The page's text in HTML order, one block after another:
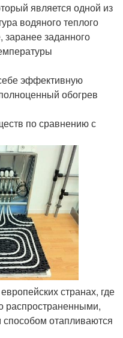
является одной из
водяного теплого
заранее заданного
эффективную
обогрев
по сравнению с
странах, где
распространенными,
отапливаются